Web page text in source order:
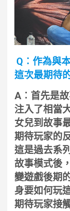
Q︰作為與
這次最期待
A︰首先是
注入了相當
女兒到故事
期待玩家的
這是過去系
故事模式後
變遊戲後期
身要如何玩
期待玩家接